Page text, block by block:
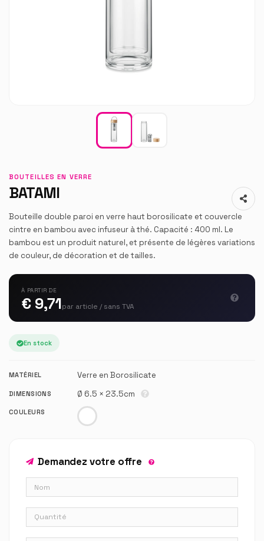
BOUTEILLES EN VERRE
BATAMI
Bouteille double paroi en verre haut borosilicate et couvercle
cintre en bambou avec infuseur à thé. Capacité : 400 ml. Le
bambou est un produit naturel, et présente de légères variations
de couleur, de décoration et de tailles.
À PARTIR DE
€ 9,71par article / sans TVA
En stock
MATÉRIEL Verre en Borosilicate
DIMENSIONS Ø 6.5 × 23.5cm
COULEURS
Demandez votre offre